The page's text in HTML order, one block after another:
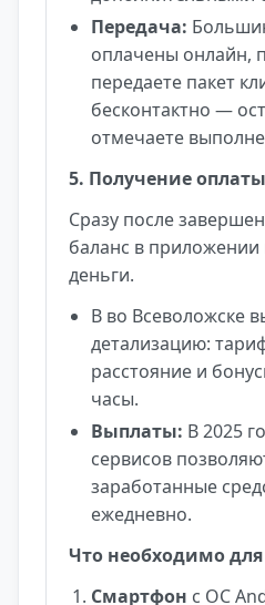
Передача:
оплачены онлайн,
передаете пакет
бесконтактно —
отмечаете
5. Получение оплаты
Сразу после
баланс в приложении
деньги.
В во Всеволожске
детализацию:
расстояние и
часы.
Выплаты: В 2025
сервисов
заработанные
ежедневно.
Что необходимо
Смартфон с ОС